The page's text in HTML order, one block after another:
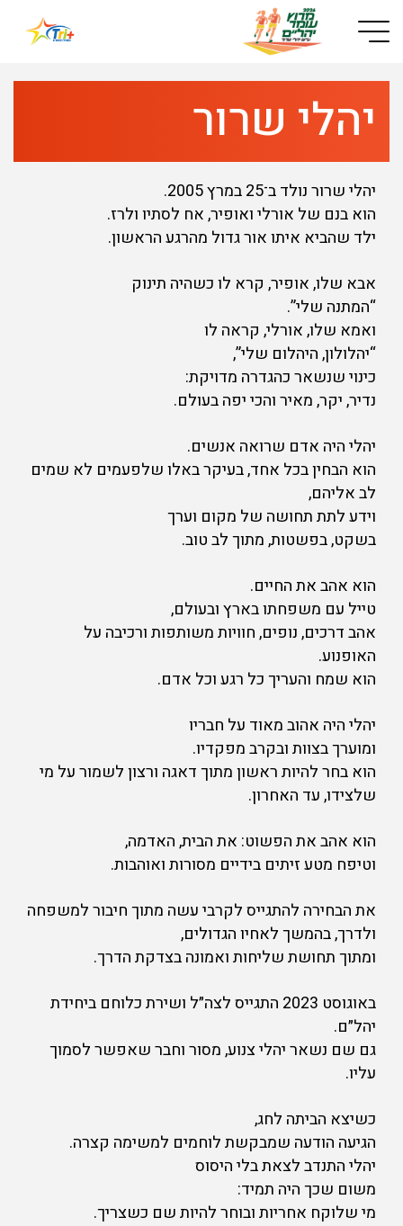
Button used only for devices with a small screen
יהלי שרור
יהלי שרור נולד ב־25 במרץ 2005.
הוא בנם של אורלי ואופיר, אח לסתיו ולרז.
ילד שהביא איתו אור גדול מהרגע הראשון.
אבא שלו, אופיר, קרא לו כשהיה תינוק
“המתנה שלי”.
ואמא שלו, אורלי, קראה לו
“יהלולון, היהלום שלי”,
כינוי שנשאר כהגדרה מדויקת:
נדיר, יקר, מאיר והכי יפה בעולם.
יהלי היה אדם שרואה אנשים.
הוא הבחין בכל אחד, בעיקר באלו שלפעמים לא שמים
לב אליהם,
וידע לתת תחושה של מקום וערך
בשקט, בפשטות, מתוך לב טוב.
הוא אהב את החיים.
טייל עם משפחתו בארץ ובעולם,
אהב דרכים, נופים, חוויות משותפות ורכיבה על
האופנוע.
הוא שמח והעריך כל רגע וכל אדם.
יהלי היה אהוב מאוד על חבריו
ומוערך בצוות ובקרב מפקדיו.
הוא בחר להיות ראשון מתוך דאגה ורצון לשמור על מי
שלצידו, עד האחרון.
הוא אהב את הפשוט: את הבית, האדמה,
וטיפח מטע זיתים בידיים מסורות ואוהבות.
את הבחירה להתגייס לקרבי עשה מתוך חיבור למשפחה
ולדרך, בהמשך לאחיו הגדולים,
ומתוך תחושת שליחות ואמונה בצדקת הדרך.
באוגוסט 2023 התגייס לצה״ל ושירת כלוחם ביחידת
יהל״ם.
גם שם נשאר יהלי צנוע, מסור וחבר שאפשר לסמוך
עליו.
כשיצא הביתה לחג,
הגיעה הודעה שמבקשת לוחמים למשימה קצרה.
יהלי התנדב לצאת בלי היסוס
משום שכך היה תמיד:
מי שלוקח אחריות ובוחר להיות שם כשצריך.